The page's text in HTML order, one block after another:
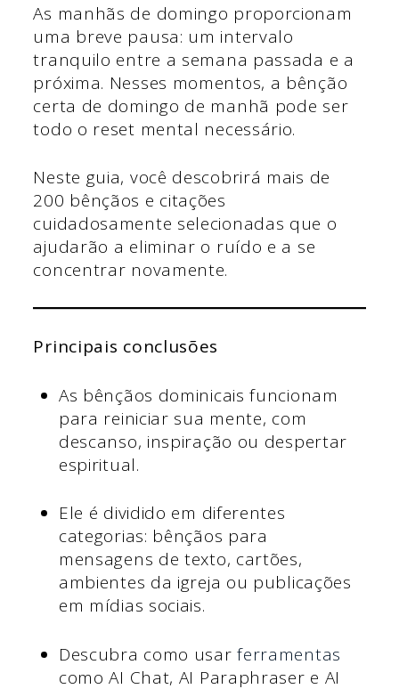
As manhãs de domingo proporcionam
uma breve pausa: um intervalo
tranquilo entre a semana passada e a
próxima. Nesses momentos, a bênção
certa de domingo de manhã pode ser
todo o reset mental necessário.
Neste guia, você descobrirá mais de
200 bênçãos e citações
cuidadosamente selecionadas que o
ajudarão a eliminar o ruído e a se
concentrar novamente.
Principais conclusões
As bênçãos dominicais funcionam
para reiniciar sua mente, com
descanso, inspiração ou despertar
espiritual.
Ele é dividido em diferentes
categorias: bênçãos para
mensagens de texto, cartões,
ambientes da igreja ou publicações
em mídias sociais.
Descubra como usarferramentas
como AI Chat, AI Paraphraser e AI